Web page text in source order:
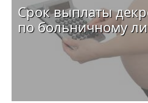
Срок выплаты
по больничному